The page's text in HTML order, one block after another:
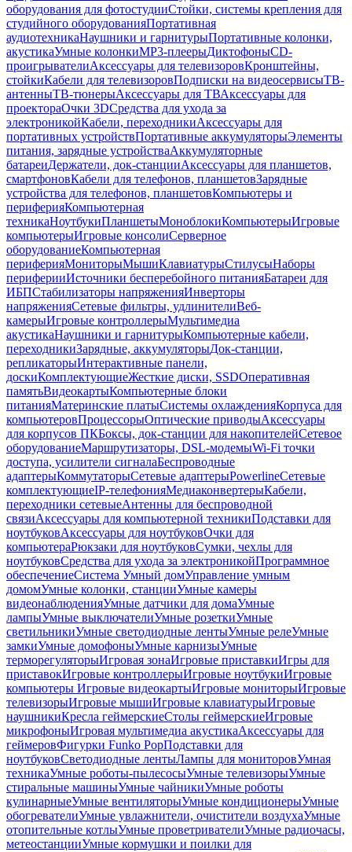
оборудования для фотостудииСтойки, системы крепления для
студийного оборудованияПортативная
аудиотехникаНаушники и гарнитурыПортативные колонки,
акустикаУмные колонкиMP3-плеерыДиктофоныCD-
проигрывателиАксессуары для телевизоровКронштейны,
стойкиКабели для телевизоровПодписки на видеосервисыТВ-
антенныТВ-тюнерыАксессуары для ТВАксессуары для
проектораОчки 3DСредства для ухода за
электроникойКабели, переходникиАксессуары для
портативных устройствПортативные аккумуляторыЭлементы
питания, зарядные устройстваАккумуляторные
батареиДержатели, док-станцииАксессуары для планшетов,
смартфоновКабели для телефонов, планшетовЗарядные
устройства для телефонов, планшетовКомпьютеры и
периферияКомпьютерная
техникаНоутбукиПланшетыМоноблокиКомпьютерыИгровые
компьютерыИгровые консолиСерверное
оборудованиеКомпьютерная
периферияМониторыМышиКлавиатурыСтилусыНаборы
периферииИсточники бесперебойного питанияБатареи для
ИБПСтабилизаторы напряженияИнверторы
напряженияСетевые фильтры, удлинителиВеб-
камерыИгровые контроллерыМультимедиа
акустикаНаушники и гарнитурыКомпьютерные кабели,
переходникиЗарядные, аккумуляторыДок-станции,
репликаторыИнтерактивные панели,
доскиКомплектующиеЖесткие диски, SSDОперативная
памятьВидеокартыКомпьютерные блоки
питанияМатеринские платыСистемы охлажденияКорпуса для
компьютеровПроцессорыОптические приводыАксессуары
для корпусов ПКБоксы, док-станции для накопителейСетевое
оборудованиеМаршрутизаторы, DSL-модемыWi-Fi точки
доступа, усилители сигналаБеспроводные
адаптерыКоммутаторыСетевые адаптерыPowerlineСетевые
комплектующиеIP-телефонияМедиаконвертерыКабели,
переходники сетевыеАнтенны для беспроводной
связиАксессуары для компьютерной техникиПодставки для
ноутбуковАксессуары для ноутбуковОчки для
компьютераРюкзаки для ноутбуковСумки, чехлы для
ноутбуковСредства для ухода за электроникойПрограммное
обеспечениеСистема Умный домУправление умным
домомУмные колонки, станцииУмные камеры
видеонаблюденияУмные датчики для домаУмные
лампыУмные выключателиУмные розеткиУмные
светильникиУмные светодиодные лентыУмные релеУмные
замкиУмные домофоныУмные карнизыУмные
терморегуляторыИгровая зонаИгровые приставкиИгры для
приставокИгровые контроллерыИгровые ноутбукиИгровые
компьютеры Игровые видеокартыИгровые мониторыИгровые
телевизорыИгровые мышиИгровые клавиатурыИгровые
наушникиКресла геймерскиеСтолы геймерскиеИгровые
микрофоныИгровая мультимедиа акустикаАксессуары для
геймеровФигурки Funko PopПодставки для
ноутбуковСветодиодные лентыЛампы для мониторовУмная
техникаУмные роботы-пылесосыУмные телевизорыУмные
стиральные машиныУмные чайникиУмные роботы
кулинарныеУмные вентиляторыУмные кондиционерыУмные
обогревателиУмные увлажнители, очистители воздухаУмные
отопительные котлыУмные проветривателиУмные радиочасы,
метеостанцииУмные кормушки и поилки для